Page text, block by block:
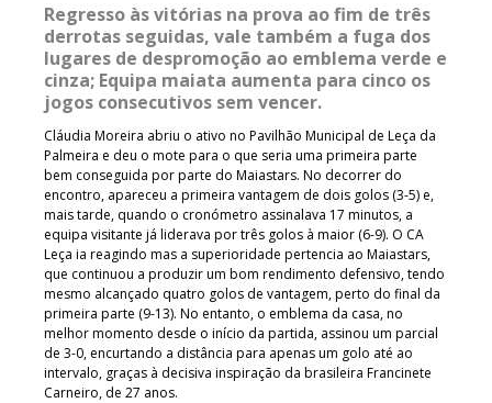
Regresso às vitórias na prova ao fim de três
derrotas seguidas, vale também a fuga dos
lugares de despromoção ao emblema verde e
cinza; Equipa maiata aumenta para cinco os
jogos consecutivos sem vencer.
Cláudia Moreira abriu o ativo no Pavilhão Municipal de Leça da
Palmeira e deu o mote para o que seria uma primeira parte
bem conseguida por parte do Maiastars. No decorrer do
encontro, apareceu a primeira vantagem de dois golos (3-5) e,
mais tarde, quando o cronómetro assinalava 17 minutos, a
equipa visitante já liderava por três golos à maior (6-9). O CA
Leça ia reagindo mas a superioridade pertencia ao Maiastars,
que continuou a produzir um bom rendimento defensivo, tendo
mesmo alcançado quatro golos de vantagem, perto do final da
primeira parte (9-13). No entanto, o emblema da casa, no
melhor momento desde o início da partida, assinou um parcial
de 3-0, encurtando a distância para apenas um golo até ao
intervalo, graças à decisiva inspiração da brasileira Francinete
Carneiro, de 27 anos.